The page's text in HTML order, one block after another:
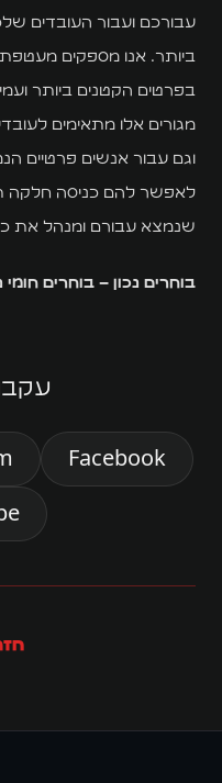
עבורכם ועבור העובדים
ביותר. אנו מספקים
בפרטים הקטנים ביותר
מגורים אלו מתאימים
וגם עבור אנשים פרטיים
לאפשר להם כניסה חלקה
שנמצא עבורם ומנהל את
בוחרים נכון – בוחרים חומי
Facebook